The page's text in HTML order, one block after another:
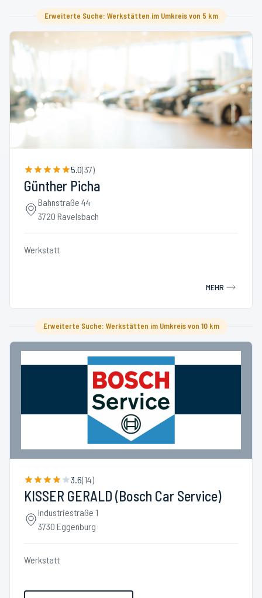
Erweiterte Suche: Werkstätten im Umkreis von 5 km
5.0(37)
Günther Picha
Bahnstraße 44
3720 Ravelsbach
Werkstatt
MEHR
Erweiterte Suche: Werkstätten im Umkreis von 10 km
3.6(14)
KISSER GERALD (Bosch Car Service)
Industriestraße 1
3730 Eggenburg
Werkstatt